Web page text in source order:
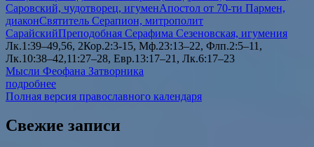
Саровский, чудотворец, игуменАпостол от 70-ти Пармен,
диаконСвятитель Серапион, митрополит
СарайскийПреподобная Серафима Сезеновская, игумения
Лк.1:39–49,56, 2Кор.2:3-15, Мф.23:13–22, Флп.2:5–11,
Лк.10:38–42,11:27–28, Евр.13:17–21, Лк.6:17–23
Мысли Феофана Затворника
подробнее
Полная версия православного календаря
Свежие записи